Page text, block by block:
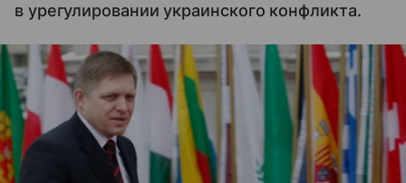
в урегулировании украинского конфликта.